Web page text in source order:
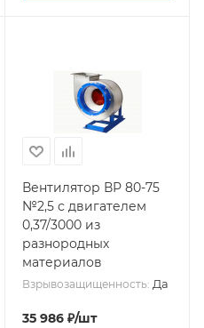
Вентилятор ВР 80-75
№2,5 с двигателем
0,37/3000 из
разнородных
материалов
Взрывозащищенность: Да
35 986 ₽/шт